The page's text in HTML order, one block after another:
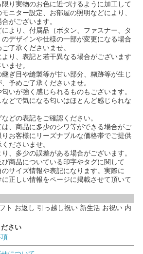
り実物のお色に近づけるように加工して
ニター設定、お部屋の照明などにより、
がございます。
より、付属品（ボタン、ファスナー、タ
デザインや仕様の一部が変更になる場合
了承くださいませ。
り、表記と若干異なる場合がございます
ませ。
ぎ目や縫製等が甘い部分、糊跡等が生じ
予めご了承くださいませ。
いが強く感じられるものもございます。
どで気になる匂いはほとんど感じられな
どの表記をご確認ください。
、商品に多少のシワ等ができる場合がご
お客様にリーズナブルな価格帯でご提供
ださいませ。
、多少の誤差がある場合がございます。
商品についている印字やタグに関して
サイズ情報や表記になります。実際に
正しい情報をページに掲載させて頂いて
ト お返し 引っ越し祝い 新生活 お祝い 内
さい